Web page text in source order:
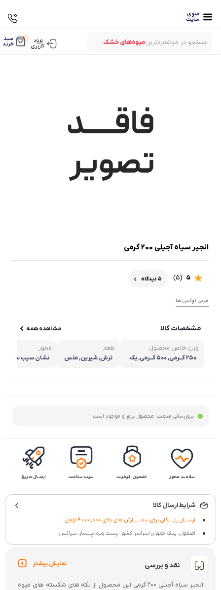
منوی
سایت
جستجو در خوشمزه‌ترینمیوه‌های خشک
ورود
کاربری
0 سبد
خرید
انجیر سیاه آجیلی 200 گرمی
5
(5) 5 دیدگاه
مینی لوکس ها
مشخصات کالا مشاهده همه
وزن خالص محصول
250 گـــرمی, 500 گـــرمی, یک
طعم
ترش, شیرین, ملس
مجوز
نشان سیب سلامت
بروزرسانی قیمت: محصول بروز و موجود است
سلامت محور تضمین کیفیت سیب سلامت ارســال سریع
شرایط ارسال کالا
ارســــال رایـــــگان برای سفــــــــارش های بالای 4.000,000 تومان
اصفهان: پیک موتوری/سراسر کشور: پست ویژه، پیشتاز، تیپاکس
نقد و بررسی نمایش بیشتر
انجیر سیاه آجیلی 200 گرمی این محصول از تکه های شکسته های میوه